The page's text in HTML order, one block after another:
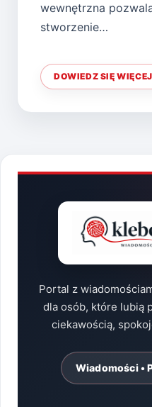
wewnętrzna
stworzenie…
DOWIEDZ SIĘ WIĘCEJ
KIESZEŃ
Portal z
dla osób, które lubią
ciekawością,
Wiadomości •